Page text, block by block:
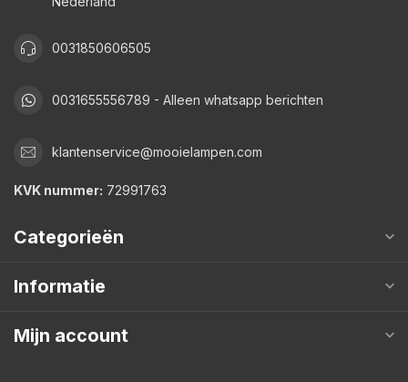
0031850606505
0031655556789 - Alleen whatsapp berichten
klantenservice@mooielampen.com
KVK nummer: 72991763
Categorieën
Informatie
Mijn account